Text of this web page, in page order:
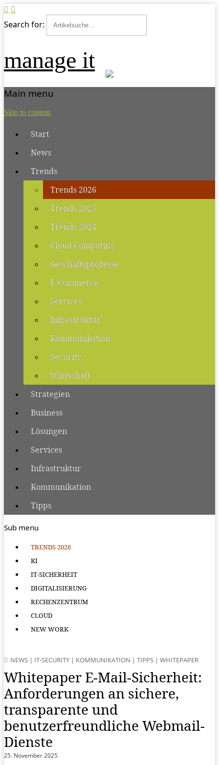
Search for:
manage it
Main menu
Skip to content
Start
News
Trends
Trends 2026
Trends 2025
Trends 2024
Cloud Computing
Geschäftsprozesse
E-Commerce
Services
Infrastruktur
Kommunikation
Security
Wirtschaft
Strategien
Business
Lösungen
Services
Infrastruktur
Kommunikation
Tipps
Sub menu
TRENDS 2026
KI
IT-SICHERHEIT
DIGITALISIERUNG
RECHENZENTRUM
CLOUD
NEW WORK
NEWS | IT-SECURITY | KOMMUNIKATION | TIPPS | WHITEPAPER
Whitepaper E-Mail-Sicherheit:
Anforderungen an sichere,
transparente und
benutzerfreundliche Webmail-
Dienste
25. November 2025